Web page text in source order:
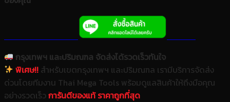
กรุงเทพฯ และปริมณฑล จัดส่งได้รวดเร็วทันใจ
พิเศษ!! สำหรับเขตกรุงเทพฯ และปริมณฑล เรามีบริการจัดส่ง
ด่วนโดยทีมงาน Thai Mega Tools พร้อมดูแลสินค้าให้ถึงมือคุณ
อย่างรวดเร็ว การันตีของแท้ ราคาถูกที่สุด